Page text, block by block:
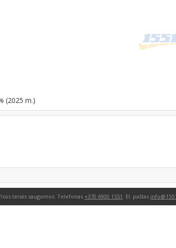
(2025 m.)
teisės saugomos. Telefonas +370 6900 1551 . El. paštas